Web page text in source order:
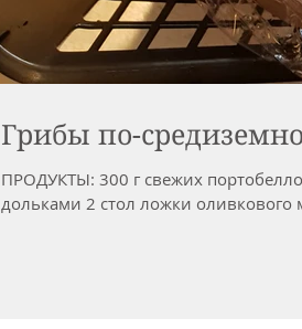
Грибы по-
ПРОДУКТЫ: 300 г свежих
дольками 2 стол ложки оливкового